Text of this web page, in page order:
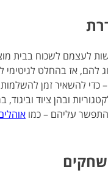
לעצמם לשכוח בבית
להם, אז בהחלט
– כדי להשאיר זמן
ובהן ציוד וביגוד,
עליהם – כמו